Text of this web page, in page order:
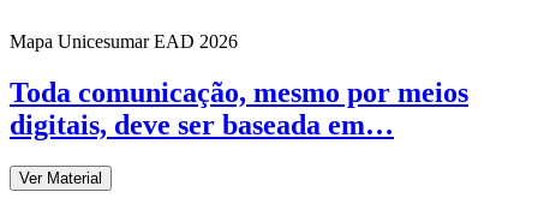
Mapa Unicesumar EAD 2026
Toda comunicação, mesmo por meios
digitais, deve ser baseada em…
Ver Material